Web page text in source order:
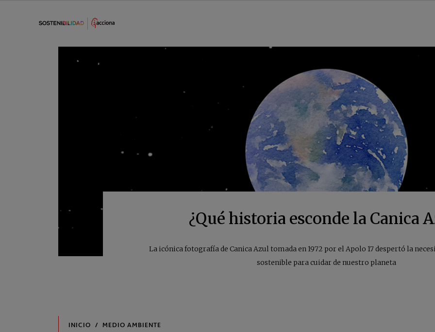
¿Qué historia esconde la Canica
La icónica fotografía de Canica Azul tomada en 1972 por el Apolo 17 despertó la
sostenible para cuidar de nuestro planeta